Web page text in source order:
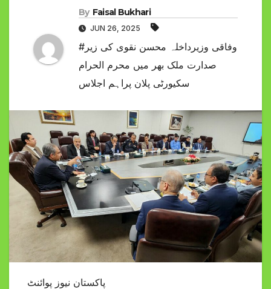
By Faisal Bukhari
JUN 26, 2025
#وفاقی وزیرداخلہ محسن نقوی کی زیر
صدارت ملک بھر میں محرم الحرام
سکیورٹی پلان پراہم اجلاس
پاکستان نیوز پوائنٹ